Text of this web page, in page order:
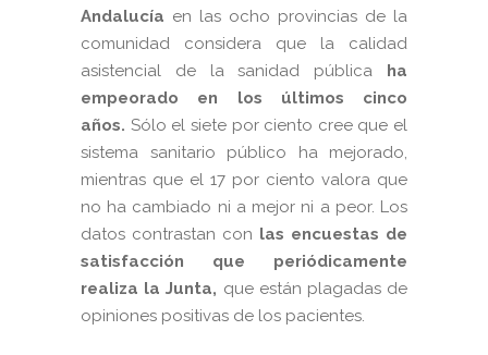
Andalucía en las ocho provincias de la
comunidad considera que la calidad
asistencial de la sanidad pública ha
empeorado en los últimos cinco
años. Sólo el siete por ciento cree que el
sistema sanitario público ha mejorado,
mientras que el 17 por ciento valora que
no ha cambiado ni a mejor ni a peor. Los
datos contrastan con las encuestas de
satisfacción que periódicamente
realiza la Junta, que están plagadas de
opiniones positivas de los pacientes.